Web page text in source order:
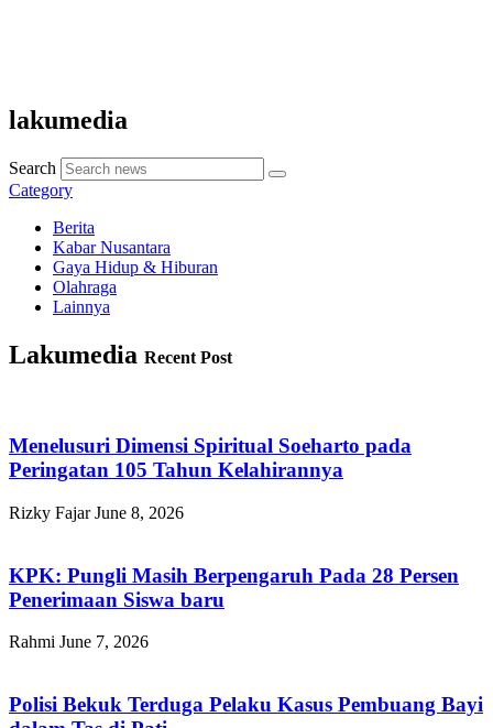
lakumedia
Search
Category
Berita
Kabar Nusantara
Gaya Hidup & Hiburan
Olahraga
Lainnya
Lakumedia Recent Post
Menelusuri Dimensi Spiritual Soeharto pada
Peringatan 105 Tahun Kelahirannya
Rizky FajarJune 8, 2026
KPK: Pungli Masih Berpengaruh Pada 28 Persen
Penerimaan Siswa baru
Rahmi June 7, 2026
Polisi Bekuk Terduga Pelaku Kasus Pembuang Bayi